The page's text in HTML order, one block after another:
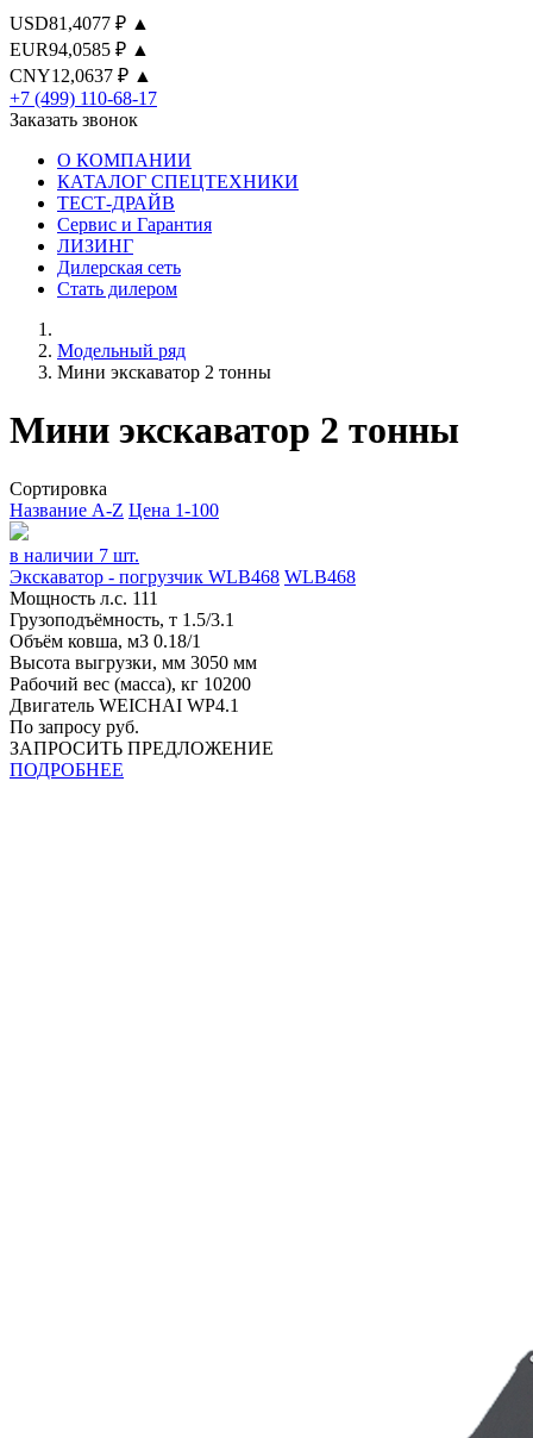
USD81,4077 ₽ ▲
EUR94,0585 ₽ ▲
CNY12,0637 ₽ ▲
+7 (499) 110-68-17
Заказать звонок
О КОМПАНИИ
КАТАЛОГ СПЕЦТЕХНИКИ
ТЕСТ-ДРАЙВ
Сервис и Гарантия
ЛИЗИНГ
Дилерская сеть
Стать дилером
Модельный ряд
Мини экскаватор 2 тонны
Мини экскаватор 2 тонны
Сортировка
Название A-Z Цена 1-100
в наличии 7 шт.
Экскаватор - погрузчик WLB468 WLB468
Мощность л.с. 111
Грузоподъёмность, т 1.5/3.1
Объём ковша, м3 0.18/1
Высота выгрузки, мм 3050 мм
Рабочий вес (масса), кг 10200
Двигатель WEICHAI WP4.1
По запросу руб.
ЗАПРОСИТЬ ПРЕДЛОЖЕНИЕ
ПОДРОБНЕЕ